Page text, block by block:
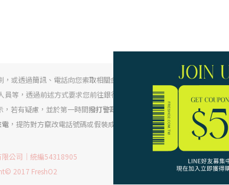
，或透過簡訊、電話向您索取相關金融帳戶、信用卡相關資訊。
等，透過前述方式要求您前往銀行臨櫃或操作ATM。
若有疑慮，並於第一時間撥打警政署 165 反詐騙專線
電 ，提防對方竄改電話號碼或假裝成特定公司、銀行、司法機關的手法。
公司｜統編54318905
2017 FreshO2